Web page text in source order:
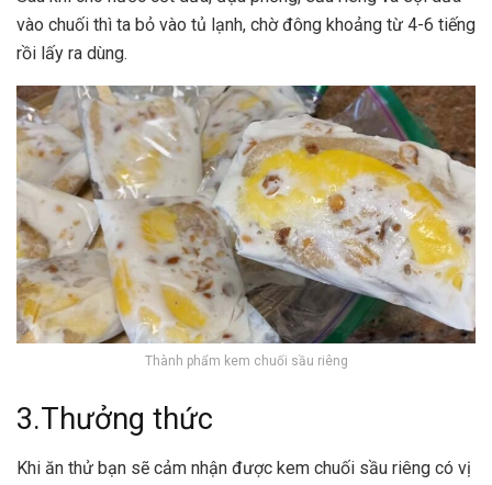
vào chuối thì ta bỏ vào tủ lạnh, chờ đông khoảng từ 4-6 tiếng
rồi lấy ra dùng.
Thành phẩm kem chuối sầu riêng
3.Thưởng thức
Khi ăn thử bạn sẽ cảm nhận được kem chuối sầu riêng có vị